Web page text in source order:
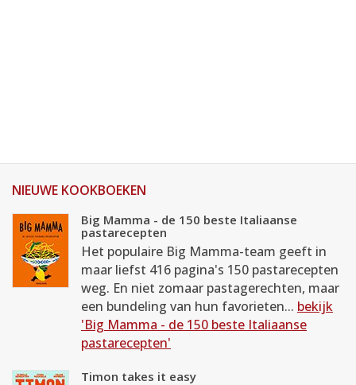
NIEUWE KOOKBOEKEN
Big Mamma - de 150 beste Italiaanse
pastarecepten
Het populaire Big Mamma-team geeft in
maar liefst 416 pagina's 150 pastarecepten
weg. En niet zomaar pastagerechten, maar
een bundeling van hun favorieten... bekijk
'Big Mamma - de 150 beste Italiaanse
pastarecepten'
Timon takes it easy